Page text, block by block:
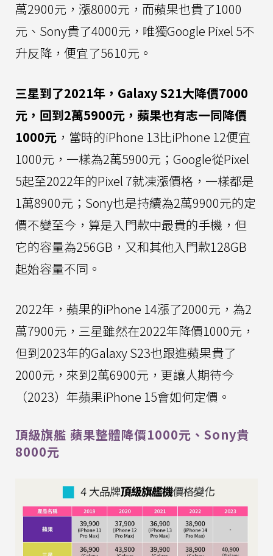
萬2900元，漲8000元，而蘋果也貴了1000
元、Sony貴了4000元，唯獨Google Pixel 5不
升反降，便宜了5610元。
三星到了2021年，Galaxy S21大降價7000
元，回到2萬5900元，蘋果也有志一同降價
1000元 ，當時的iPhone 13比iPhone 12便宜
1000元，一樣為2萬5900元；Google從Pixel
5起至2022年的Pixel 7就凍漲價格，一樣都是
1萬8900元；Sony也是持續為2萬9900元的定
價不變至今，算是入門款中最貴的手機，但
它的容量為256GB，又和其他入門款128GB
起始容量不同。
2022年，蘋果的iPhone 14漲了2000元，為2
萬7900元，三星雖然在2022年降價1000元，
但到2023年的Galaxy S23也跟進蘋果貴了
2000元，來到2萬6900元，更讓人期待今
（2023）年蘋果iPhone 15會如何定價。
頂級旗艦 蘋果整體降價1000元、Sony貴
8000元